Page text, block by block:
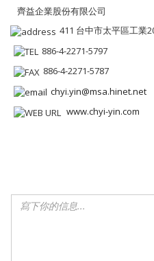
齊益企業股份有限公司
411 台中市太平區工業
886-4-2271-5797
886-4-2271-5787
chyi.yin@msa.hinet.net
www.chyi-yin.com